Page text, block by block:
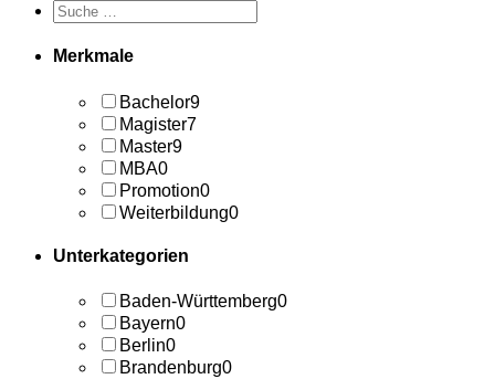
Merkmale
Bachelor9
Magister7
Master9
MBA0
Promotion0
Weiterbildung0
Unterkategorien
Baden-Württemberg0
Bayern0
Berlin0
Brandenburg0